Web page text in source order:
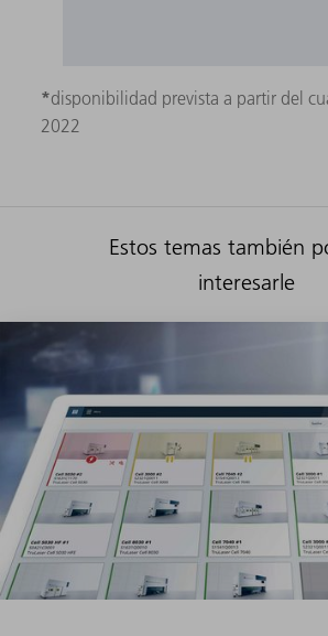
*disponibilidad prevista a partir del
2022
Estos temas también
interesarle